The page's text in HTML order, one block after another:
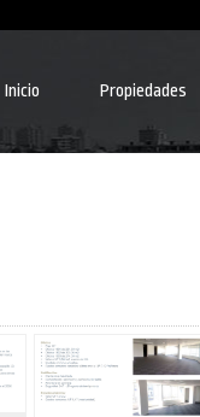
Inicio Propiedades